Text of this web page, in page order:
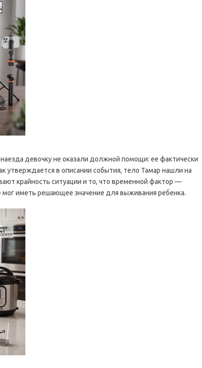
девочку не оказали должной помощи: ее фактически
утверждается в описании события, тело Тамар нашли на
крайность ситуации и то, что временной фактор —
иметь решающее значение для выживания ребенка.